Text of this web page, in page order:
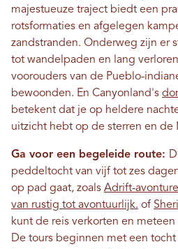
majestueuze traject biedt een
rotsformaties en afgelegen
zandstranden. Onderweg zijn er
tot wandelpaden en lang
voorouders van de Pueblo-
bewoonden. En Canyonland's
betekent dat je op heldere
uitzicht hebt op de sterren en de
Ga voor een begeleide route:
peddeltocht van vijf tot zes
op pad gaat, zoals Adrift-
van rustig tot avontuurlijk. of
kunt de reis verkorten en
De tours beginnen met een